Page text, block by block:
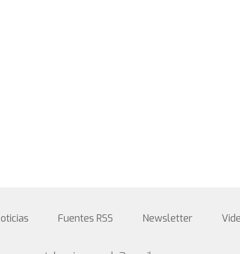
Fuentes RSS Newsletter